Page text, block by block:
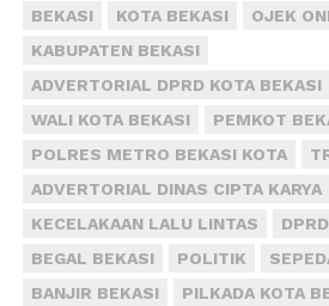
BEKASI KOTA BEKASI OJEK
KABUPATEN BEKASI
ADVERTORIAL DPRD KOTA BEKASI
WALI KOTA BEKASI
PEMKOT
POLRES METRO BEKASI KOTA
ADVERTORIAL DINAS CIPTA KARYA
KECELAKAAN LALU LINTAS
BEGAL BEKASI
POLITIK
BANJIR BEKASI
PILKADA KOTA